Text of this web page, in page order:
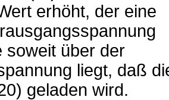
erhöht, der eine
soweit über der
liegt, daß
geladen wird.